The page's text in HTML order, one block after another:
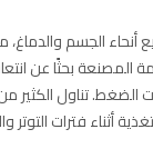
الجسم
المصنعة بحثًا
تحت الضغط. تناول
أثناء فترات التوتر